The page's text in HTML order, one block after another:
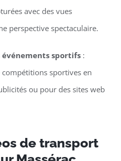
avec des vues
perspective spectaculaire.
sportifs:
compétitions sportives en
ou pour des sites web
de transport